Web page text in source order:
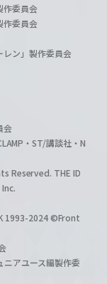
作委員会
作委員会
ン」製作委員会
会
・ST/講談社・N
Reserved. THE ID
1993-2024 ©Front
アユース編製作委